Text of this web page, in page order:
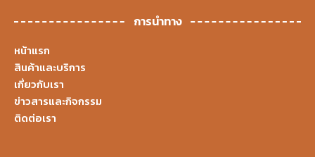
การนำทาง
หน้าแรก
สินค้าและบริการ
เกี่ยวกับเรา
ข่าวสารและกิจกรรม
ติดต่อเรา